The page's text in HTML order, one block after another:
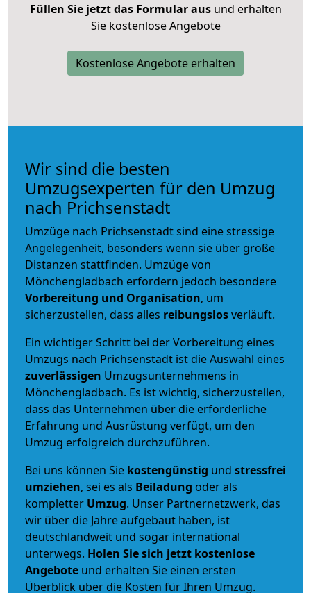
Füllen Sie jetzt das Formular ausund erhalten
Sie kostenlose Angebote
Kostenlose Angebote erhalten
Wir sind die besten
Umzugsexperten für den Umzug
nach Prichsenstadt
Umzüge nach Prichsenstadt sind eine stressige
Angelegenheit, besonders wenn sie über große
Distanzen stattfinden. Umzüge von
Mönchengladbach erfordern jedoch besondere
Vorbereitung und Organisation, um
sicherzustellen, dass alles reibungslosverläuft.
Ein wichtiger Schritt bei der Vorbereitung eines
Umzugs nach Prichsenstadt ist die Auswahl eines
zuverlässigen Umzugsunternehmens in
Mönchengladbach. Es ist wichtig, sicherzustellen,
dass das Unternehmen über die erforderliche
Erfahrung und Ausrüstung verfügt, um den
Umzug erfolgreich durchzuführen.
Bei uns können Sie kostengünstig und stressfrei
umziehen, sei es als Beiladung oder als
kompletter Umzug. Unser Partnernetzwerk, das
wir über die Jahre aufgebaut haben, ist
deutschlandweit und sogar international
unterwegs. Holen Sie sich jetzt kostenlose
Angebote und erhalten Sie einen ersten
Überblick über die Kosten für Ihren Umzug.